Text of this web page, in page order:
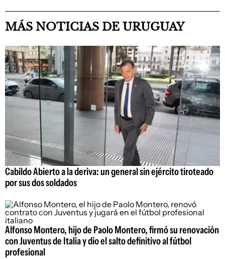
MÁS NOTICIAS DE URUGUAY
Cabildo Abierto a la deriva: un general sin ejército tiroteado
por sus dos soldados
Alfonso Montero, hijo de Paolo Montero, firmó su renovación
con Juventus de Italia y dio el salto definitivo al fútbol
profesional